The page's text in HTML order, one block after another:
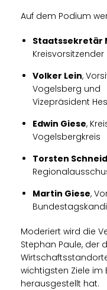
Auf dem Podium
Staatssekretär
Volker Lein,
Vogelsberg und
Vizepräsident
Edwin Giese,
Vogelsbergkreis
Torsten
Martin Giese,
Moderiert wird die
Stephan Paule, der
wichtigsten Ziele
herausgestellt hat.